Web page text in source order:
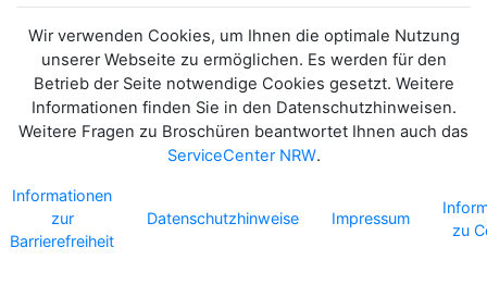
Wir verwenden Cookies, um Ihnen die optimale Nutzung
unserer Webseite zu ermöglichen. Es werden für den
Betrieb der Seite notwendige Cookies gesetzt. Weitere
Informationen finden Sie in den Datenschutzhinweisen.
Weitere Fragen zu Broschüren beantwortet Ihnen auch das
ServiceCenter NRW.
Informationen
zur
Barrierefreiheit
Datenschutzhinweise Impressum
zu